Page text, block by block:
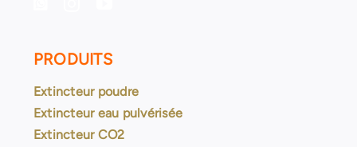
PRODUITS
Extincteur poudre
Extincteur eau pulvérisée
Extincteur CO2